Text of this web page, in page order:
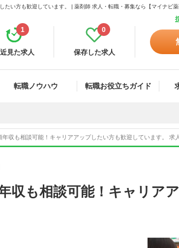
い方も歓迎しています。 | 薬剤師 求人・転職・募集なら【マイナビ薬
見た求人
1
保存した求人
0
転職ノウハウ 転職お役立ちガイド
年収も相談可能！キャリアアップしたい方も歓迎しています。 求
収も相談可能！キャリア